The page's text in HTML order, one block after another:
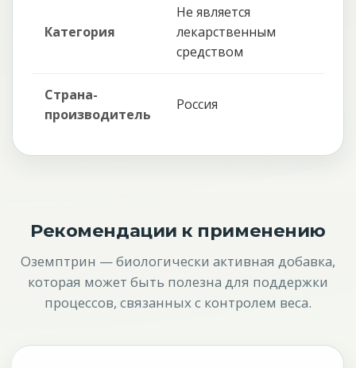
Категория
Не является
лекарственным
средством
Страна-
производитель
Россия
Рекомендации к применению
Оземптрин — биологически активная добавка,
которая может быть полезна для поддержки
процессов, связанных с контролем веса.